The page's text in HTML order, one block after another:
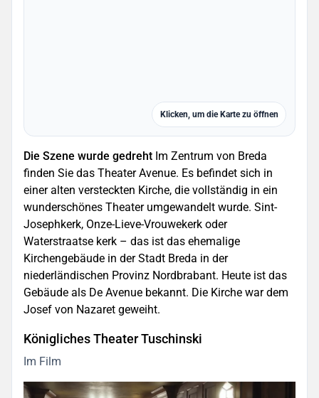
Klicken, um die Karte zu öffnen
Die Szene wurde gedreht Im Zentrum von Breda
finden Sie das Theater Avenue. Es befindet sich in
einer alten versteckten Kirche, die vollständig in ein
wunderschönes Theater umgewandelt wurde. Sint-
Josephkerk, Onze-Lieve-Vrouwekerk oder
Waterstraatse kerk – das ist das ehemalige
Kirchengebäude in der Stadt Breda in der
niederländischen Provinz Nordbrabant. Heute ist das
Gebäude als De Avenue bekannt. Die Kirche war dem
Josef von Nazaret geweiht.
Königliches Theater Tuschinski
Im Film